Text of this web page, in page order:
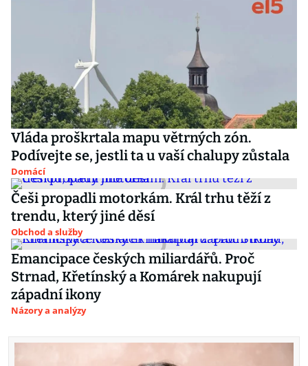
Vláda proškrtala mapu větrných zón.
Podívejte se, jestli ta u vaší chalupy zůstala
Domácí
Češi propadli motorkám. Král trhu těží z
trendu, který jiné děsí
Obchod a služby
Emancipace českých miliardářů. Proč
Strnad, Křetínský a Komárek nakupují
západní ikony
Názory a analýzy